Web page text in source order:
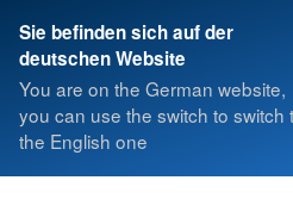
Sie befinden sich auf der
deutschen Website
You are on the German website,
you can use the switch to switch
the English one